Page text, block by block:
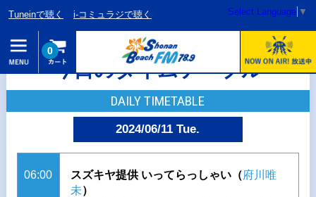
Tuneinで聴く i-コミュラジで聴く Select Language ▼
0
今日のタイムテーブル
DAILY TIMETABLE
2024/06/11 Tue.
06:00 スズキヤ提供 いってらっしゃい（府川唯
未）